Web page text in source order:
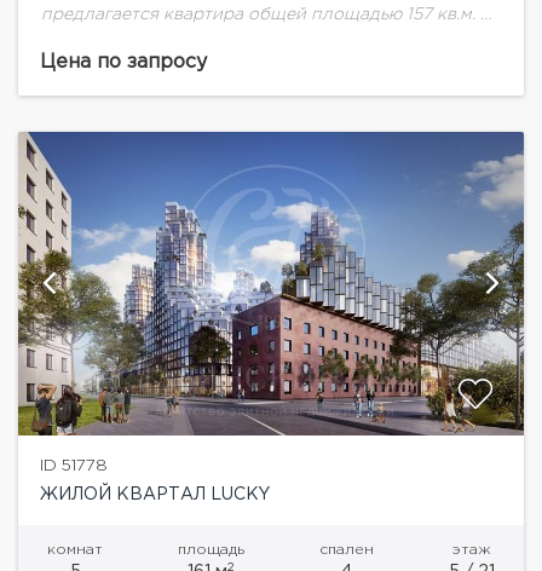
предлагается квартира общей площадью 157 кв.м. на
благоустроенном Пресненском районе, всего в
Цена по запросу
ID 51778
ЖИЛОЙ КВАРТАЛ LUCKY
комнат площадь
2
спален этаж